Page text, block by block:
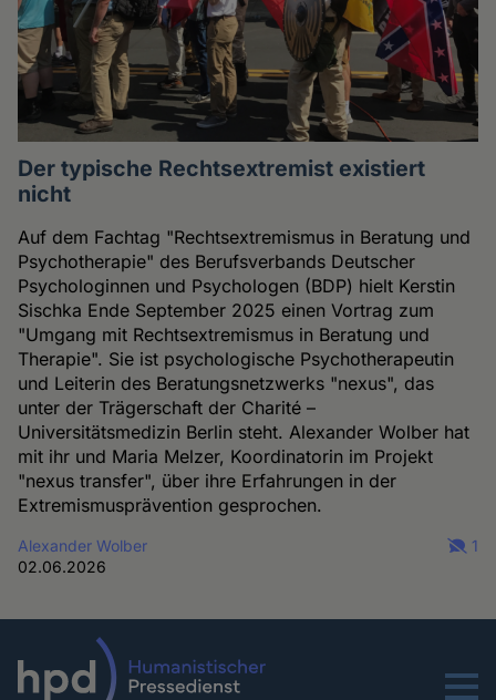
Der typische Rechtsextremist existiert
nicht
Auf dem Fachtag "Rechtsextremismus in Beratung und
Psychotherapie" des Berufsverbands Deutscher
Psychologinnen und Psychologen (BDP) hielt Kerstin
Sischka Ende September 2025 einen Vortrag zum
"Umgang mit Rechtsextremismus in Beratung und
Therapie". Sie ist psychologische Psychotherapeutin
und Leiterin des Beratungsnetzwerks "nexus", das
unter der Trägerschaft der Charité –
Universitätsmedizin Berlin steht. Alexander Wolber hat
mit ihr und Maria Melzer, Koordinatorin im Projekt
"nexus transfer", über ihre Erfahrungen in der
Extremismusprävention gesprochen.
Alexander Wolber
02.06.2026
1
Menu